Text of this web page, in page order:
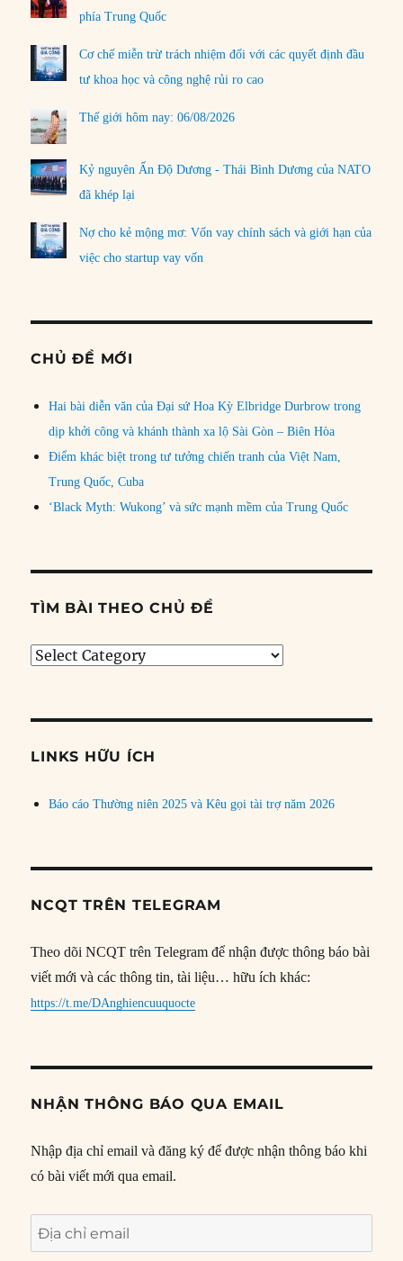
phía Trung Quốc
Cơ chế miễn trừ trách nhiệm đối với các quyết định đầu
tư khoa học và công nghệ rủi ro cao
Thế giới hôm nay: 06/08/2026
Kỷ nguyên Ấn Độ Dương - Thái Bình Dương của NATO
đã khép lại
Nợ cho kẻ mộng mơ: Vốn vay chính sách và giới hạn của
việc cho startup vay vốn
CHỦ ĐỀ MỚI
Hai bài diễn văn của Đại sứ Hoa Kỳ Elbridge Durbrow trong
dịp khởi công và khánh thành xa lộ Sài Gòn – Biên Hòa
Điểm khác biệt trong tư tưởng chiến tranh của Việt Nam,
Trung Quốc, Cuba
‘Black Myth: Wukong’ và sức mạnh mềm của Trung Quốc
TÌM BÀI THEO CHỦ ĐỀ
Tìm
đề
LINKS HỮU ÍCH
Báo cáo Thường niên 2025 và Kêu gọi tài trợ năm 2026
NCQT TRÊN TELEGRAM
Theo dõi NCQT trên Telegram để nhận được thông báo bài
viết mới và các thông tin, tài liệu… hữu ích khác:
https://t.me/DAnghiencuuquocte
NHẬN THÔNG BÁO QUA EMAIL
Nhập địa chỉ email và đăng ký để được nhận thông báo khi
có bài viết mới qua email.
Địa
chỉ